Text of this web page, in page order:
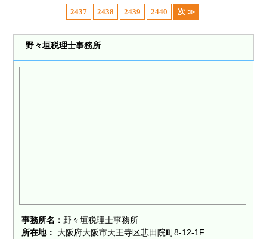
2437 2438 2439 2440 次 ≫
野々垣税理士事務所
事務所名： 野々垣税理士事務所
所在地：
大阪府大阪市天王寺区悲田院町8-12-1F